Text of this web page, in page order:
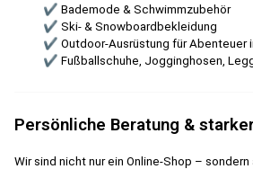
✔ Bademode & Schwimmzubehör
✔ Ski- & Snowboardbekleidung
✔ Outdoor-Ausrüstung für Abenteuer
✔ Fußballschuhe, Jogginghosen,
Persönliche Beratung &
Wir sind nicht nur ein Online-Shop –